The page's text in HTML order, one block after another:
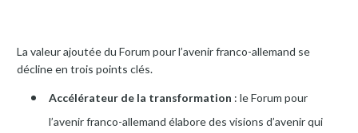
La valeur ajoutée du Forum pour l’avenir franco-allemand se
décline en trois points clés.
Accélérateur de la transformation : le Forum pour
l’avenir franco-allemand élabore des visions d’avenir qui